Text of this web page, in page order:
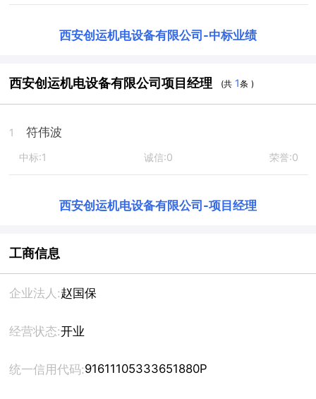
西安创运机电设备有限公司 -中标业绩
西安创运机电设备有限公司项目经理 (共 1条 )
1 符伟波
中标:1 诚信:0 荣誉:0
西安创运机电设备有限公司 -项目经理
工商信息
企业法人:赵国保
经营状态:开业
统一信用代码:91611105333651880P